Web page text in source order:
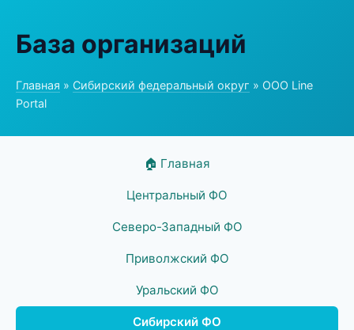
База организаций
Главная » Сибирский федеральный округ » ООО Line
Portal
🏠 Главная
Центральный ФО
Северо-Западный ФО
Приволжский ФО
Уральский ФО
Сибирский ФО